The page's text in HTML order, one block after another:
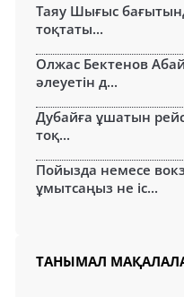
Таяу Шығыс
тоқтаты...
Олжас Бектенов
әлеуетін д...
Дубайға ұшатын
тоқ...
Пойызда немесе
ұмытсаңыз не іс...
ТАНЫМАЛ